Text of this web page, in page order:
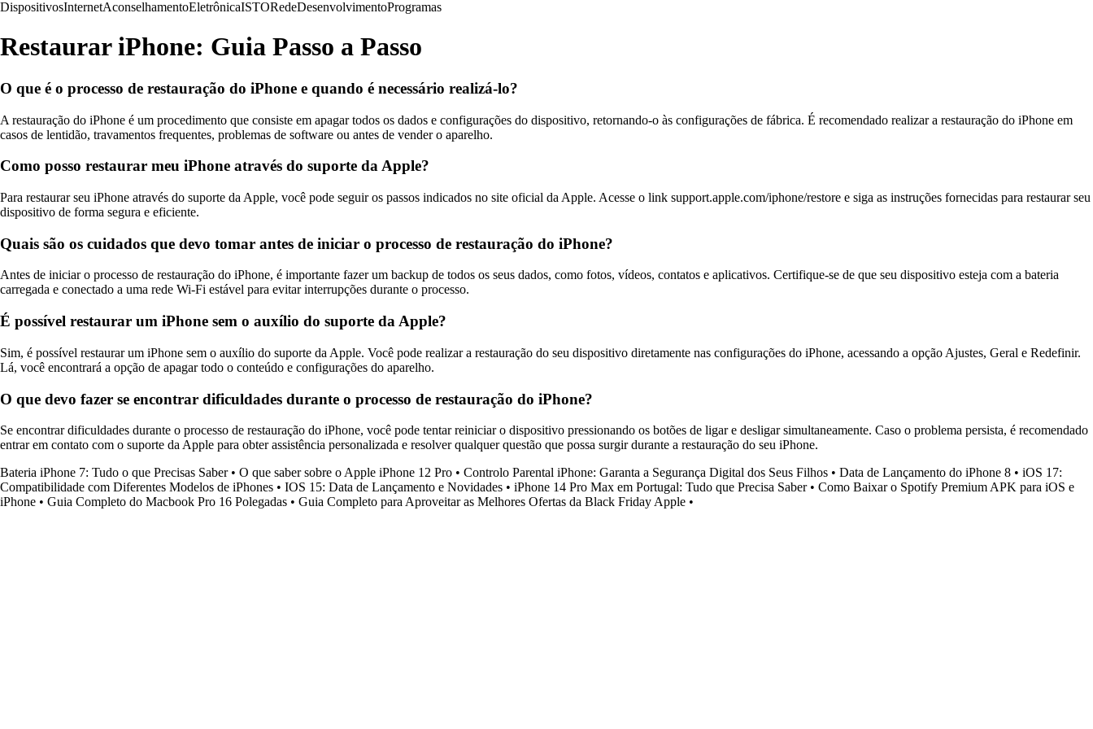
DispositivosInternetAconselhamentoEletrônicaISTORedeDesenvolvimentoProgramas
Restaurar iPhone: Guia Passo a Passo
O que é o processo de restauração do iPhone e quando é necessário realizá-lo?
A restauração do iPhone é um procedimento que consiste em apagar todos os dados e configurações do dispositivo, retornando-o às configurações de fábrica. É recomendado realizar a restauração do iPhone em
casos de lentidão, travamentos frequentes, problemas de software ou antes de vender o aparelho.
Como posso restaurar meu iPhone através do suporte da Apple?
Para restaurar seu iPhone através do suporte da Apple, você pode seguir os passos indicados no site oficial da Apple. Acesse o link support.apple.com/iphone/restore e siga as instruções fornecidas para restaurar seu
dispositivo de forma segura e eficiente.
Quais são os cuidados que devo tomar antes de iniciar o processo de restauração do iPhone?
Antes de iniciar o processo de restauração do iPhone, é importante fazer um backup de todos os seus dados, como fotos, vídeos, contatos e aplicativos. Certifique-se de que seu dispositivo esteja com a bateria
carregada e conectado a uma rede Wi-Fi estável para evitar interrupções durante o processo.
É possível restaurar um iPhone sem o auxílio do suporte da Apple?
Sim, é possível restaurar um iPhone sem o auxílio do suporte da Apple. Você pode realizar a restauração do seu dispositivo diretamente nas configurações do iPhone, acessando a opção Ajustes, Geral e Redefinir.
Lá, você encontrará a opção de apagar todo o conteúdo e configurações do aparelho.
O que devo fazer se encontrar dificuldades durante o processo de restauração do iPhone?
Se encontrar dificuldades durante o processo de restauração do iPhone, você pode tentar reiniciar o dispositivo pressionando os botões de ligar e desligar simultaneamente. Caso o problema persista, é recomendado
entrar em contato com o suporte da Apple para obter assistência personalizada e resolver qualquer questão que possa surgir durante a restauração do seu iPhone.
Bateria iPhone 7: Tudo o que Precisas Saber• O que saber sobre o Apple iPhone 12 Pro • Controlo Parental iPhone: Garanta a Segurança Digital dos Seus Filhos • Data de Lançamento do iPhone 8 • iOS 17:
Compatibilidade com Diferentes Modelos de iPhones • IOS 15: Data de Lançamento e Novidades • iPhone 14 Pro Max em Portugal: Tudo que Precisa Saber• Como Baixar o Spotify Premium APK para iOS e
iPhone • Guia Completo do Macbook Pro 16 Polegadas • Guia Completo para Aproveitar as Melhores Ofertas da Black Friday Apple •